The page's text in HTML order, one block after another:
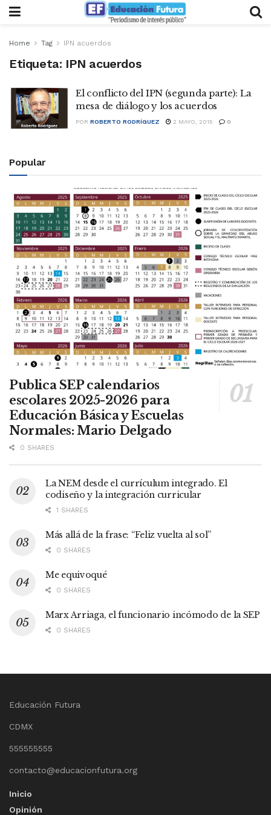
Home Tag IPN acuerdos
Etiqueta: IPN acuerdos
El conflicto del IPN (segunda parte): La
mesa de diálogo y los acuerdos
POR ROBERTO RODRÍGUEZ 2 MAYO, 2015 0
Popular
Publica SEP calendarios
escolares 2025-2026 para
Educación Básica y Escuelas
Normales: Mario Delgado
0 SHARES
La NEM desde el currículum integrado. El
codiseño y la integración curricular
1 SHARES
Más allá de la frase: “Feliz vuelta al sol”
0 SHARES
Me equivoqué
0 SHARES
Marx Arriaga, el funcionario incómodo de la SEP
0 SHARES
Educación Futura
CDMX
555555555
contacto@educacionfutura.org
Inicio
Opinión